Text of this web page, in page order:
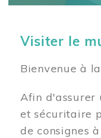
Visiter le
Bienvenue à
Afin d'assurer
et sécuritaire
de consignes